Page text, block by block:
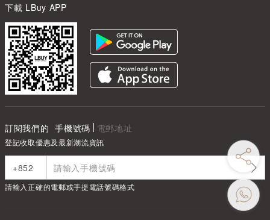
下載 LBuy APP
訂閱我們的 手機號碼 電郵地址
登記收取優惠及最新潮流資訊
請輸入正確的電郵或手提電話號碼格式